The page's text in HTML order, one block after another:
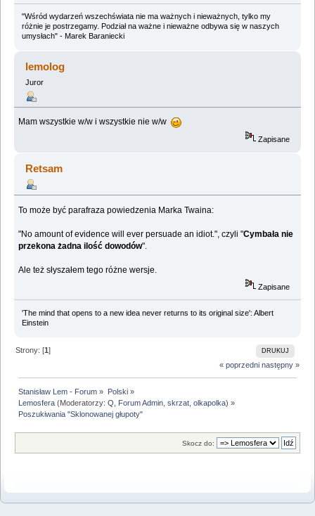
"Wśród wydarzeń wszechświata nie ma ważnych i nieważnych, tylko my
różnie je postrzegamy. Podział na ważne i nieważne odbywa się w naszych
umysłach" - Marek Baraniecki
lemolog
Juror
Mam wszystkie w/w i wszystkie nie w/w
Zapisane
Retsam
To może być parafraza powiedzenia Marka Twaina:
"No amount of evidence will ever persuade an idiot.", czyli "Cymbała nie
przekona żadna ilość dowodów".
Ale też słyszałem tego różne wersje.
Zapisane
'The mind that opens to a new idea never returns to its original size': Albert
Einstein
DRUKUJ
Strony: [1]
« poprzedni następny »
Stanisław Lem - Forum » Polski»
Lemosfera (Moderatorzy:Q Forum Admin ,skrzat ,olkapolka) »
Poszukiwania "Sklonowanej głupoty"
Skocz do: